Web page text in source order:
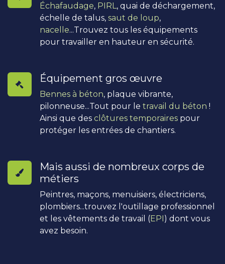
Échafaudage, PIRL , quai de déchargement,
échelle de talus, saut de loup,
nacelle...Trouvez tous les équipements
pour travailler en hauteur en sécurité.
Équipement gros œuvre
Bennes à béton, plaque vibrante,
pilonneuse...Tout pour le travail du béton !
Ainsi que des clôtures temporaires pour
protéger les entrées de chantiers.
Mais aussi de nombreux corps de
métiers
Peintres, maçons, menuisiers, électriciens,
plombiers...trouvez l'outillage professionnel
et les vêtements de travail (EPI) dont vous
avez besoin.